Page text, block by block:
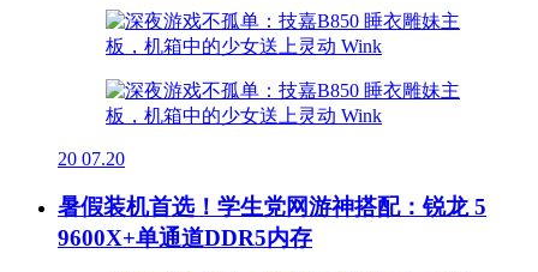
20 07.20
暑假装机首选！学生党网游神搭配：锐龙 5
9600X+单通道DDR5内存